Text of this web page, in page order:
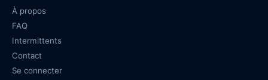
À propos
FAQ
Intermittents
Contact
Se connecter